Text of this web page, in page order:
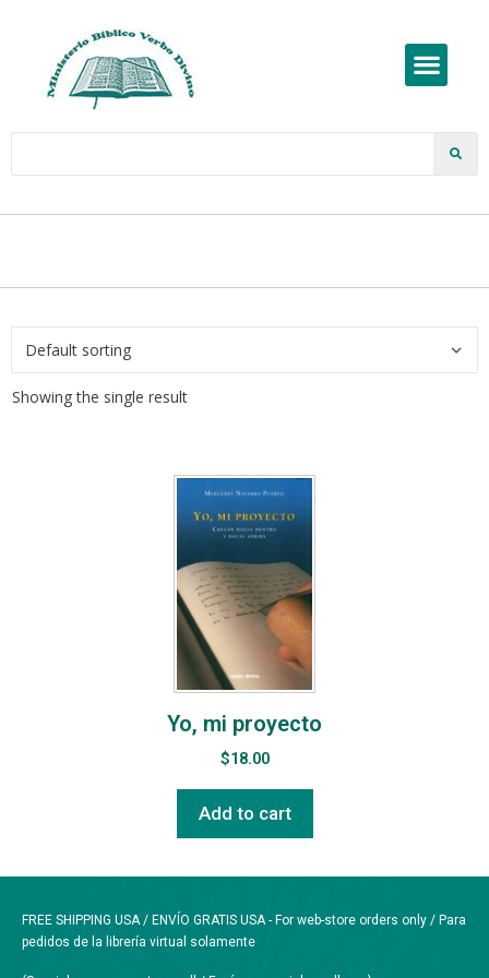
Showing the single result
Yo, mi proyecto
$18.00
Add to cart
FREE SHIPPING USA / ENVÍO GRATIS USA - For web-store orders only / Para
pedidos de la librería virtual solamente